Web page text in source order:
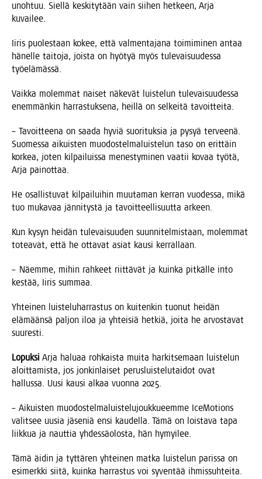
unoh­tuu. Siel­lä kes­ki­ty­tään vain sii­hen het­keen, Arja
kuvailee.
Iiris puo­les­taan kokee, että val­men­ta­ja­na toi­mi­mi­nen antaa
hänel­le tai­to­ja, jois­ta on hyö­tyä myös tule­vai­suu­des­sa
työelämässä.
Vaik­ka molem­mat nai­set näke­vät luis­te­lun tule­vai­suu­des­sa
enem­män­kin har­ras­tuk­se­na, heil­lä on sel­kei­tä tavoitteita.
– Tavoit­tee­na on saa­da hyviä suo­ri­tuk­sia ja pysyä ter­vee­nä.
Suo­mes­sa aikuis­ten muo­dos­tel­ma­luis­te­lun taso on erit­täin
kor­kea, joten kil­pai­luis­sa menes­ty­mi­nen vaa­tii kovaa työ­tä,
Arja painottaa.
He osal­lis­tu­vat kil­pai­lui­hin muu­ta­man ker­ran vuo­des­sa, mikä
tuo muka­vaa jän­ni­tys­tä ja tavoit­teel­li­suut­ta arkeen.
Kun kysyn hei­dän tule­vai­suu­den suun­ni­tel­mis­taan, molem­mat
totea­vat, että he otta­vat asiat kausi kerrallaan.
– Näem­me, mihin rah­keet riit­tä­vät ja kuin­ka pit­käl­le into
kes­tää, Iiris summaa.
Yhtei­nen luis­te­lu­har­ras­tus on kui­ten­kin tuo­nut hei­dän
elä­mään­sä pal­jon iloa ja yhtei­siä het­kiä, joi­ta he arvos­ta­vat
suuresti.
Lopuk­si Arja halu­aa roh­kais­ta mui­ta har­kit­se­maan luis­te­lun
aloit­ta­mis­ta, jos jon­kin­lai­set perus­luis­te­lu­tai­dot ovat
hal­lus­sa. Uusi kausi alkaa vuon­na 2025.
– Aikuis­ten muo­dos­tel­ma­luis­te­lu­jouk­ku­eem­me Ice­Mo­tions
valit­see uusia jäse­niä ensi kau­del­la. Tämä on lois­ta­va tapa
liik­kua ja naut­tia yhdes­sä­olos­ta, hän hymyilee.
Tämä äidin ja tyt­tä­ren yhtei­nen mat­ka luis­te­lun paris­sa on
esi­merk­ki sii­tä, kuin­ka har­ras­tus voi syven­tää ihmis­suh­tei­ta.